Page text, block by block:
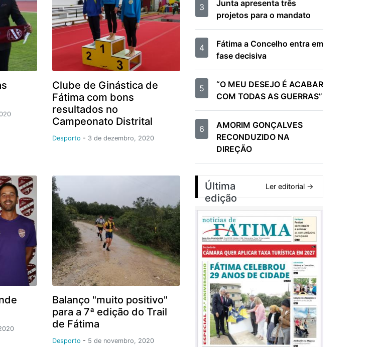
Clube de Ginástica de
Fátima com bons
resultados no
Campeonato Distrital
Desporto - 3 de dezembro, 2020
Balanço "muito positivo"
para a 7ª edição do Trail
de Fátima
Desporto - 5 de novembro, 2020
3
Junta apresenta três
projetos para o mandato
4
Fátima a Concelho entra em
fase decisiva
5
“O MEU DESEJO É ACABAR
COM TODAS AS GUERRAS”
6
AMORIM GONÇALVES
RECONDUZIDO NA
DIREÇÃO
Última
edição
Ler editorial →